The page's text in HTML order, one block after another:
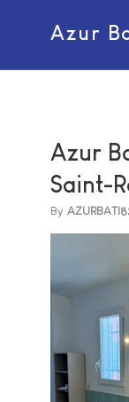
Azur
Azur
Saint-
By